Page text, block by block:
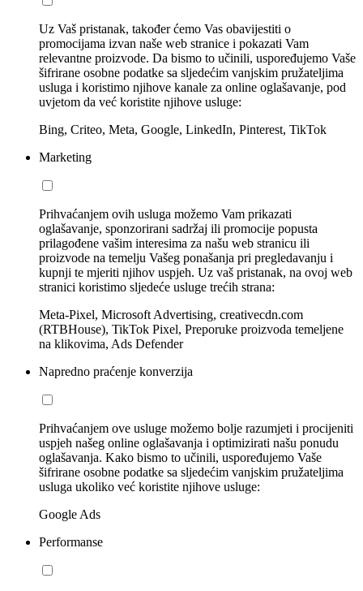
Uz Vaš pristanak, također ćemo Vas obavijestiti o
promocijama izvan naše web stranice i pokazati Vam
relevantne proizvode. Da bismo to učinili, uspoređujemo Vaše
šifrirane osobne podatke sa sljedećim vanjskim pružateljima
usluga i koristimo njihove kanale za online oglašavanje, pod
uvjetom da već koristite njihove usluge:
Bing, Criteo, Meta, Google, LinkedIn, Pinterest, TikTok
Marketing
Prihvaćanjem ovih usluga možemo Vam prikazati
oglašavanje, sponzorirani sadržaj ili promocije popusta
prilagođene vašim interesima za našu web stranicu ili
proizvode na temelju Vašeg ponašanja pri pregledavanju i
kupnji te mjeriti njihov uspjeh. Uz vaš pristanak, na ovoj web
stranici koristimo sljedeće usluge trećih strana:
Meta-Pixel, Microsoft Advertising, creativecdn.com
(RTBHouse), TikTok Pixel, Preporuke proizvoda temeljene
na klikovima, Ads Defender
Napredno praćenje konverzija
Prihvaćanjem ove usluge možemo bolje razumjeti i procijeniti
uspjeh našeg online oglašavanja i optimizirati našu ponudu
oglašavanja. Kako bismo to učinili, uspoređujemo Vaše
šifrirane osobne podatke sa sljedećim vanjskim pružateljima
usluga ukoliko već koristite njihove usluge:
Google Ads
Performanse